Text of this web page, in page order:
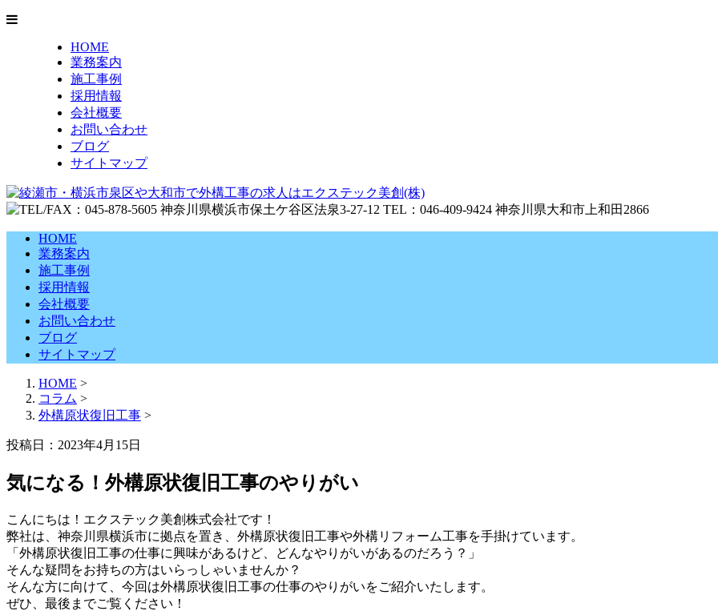
HOME
業務案内
施工事例
採用情報
会社概要
お問い合わせ
ブログ
サイトマップ
HOME
業務案内
施工事例
採用情報
会社概要
お問い合わせ
ブログ
サイトマップ
HOME >
コラム >
外構原状復旧工事 >
投稿日：2023年4月15日
気になる！外構原状復旧工事のやりがい
こんにちは！エクステック美創株式会社です！
弊社は、神奈川県横浜市に拠点を置き、外構原状復旧工事や外構リフォーム工事を手掛けています。
「外構原状復旧工事の仕事に興味があるけど、どんなやりがいがあるのだろう？」
そんな疑問をお持ちの方はいらっしゃいませんか？
そんな方に向けて、今回は外構原状復旧工事の仕事のやりがいをご紹介いたします。
ぜひ、最後までご覧ください！